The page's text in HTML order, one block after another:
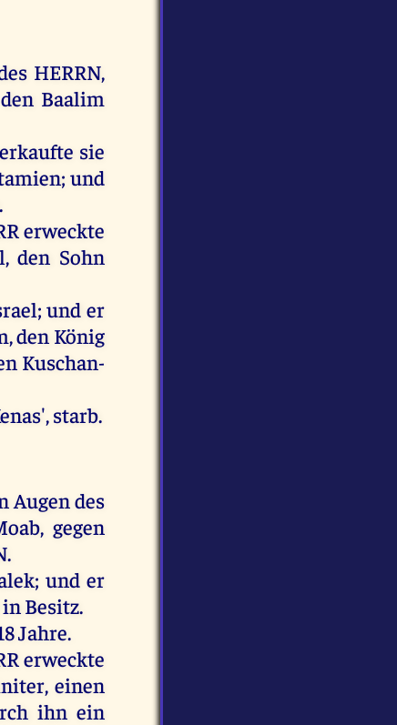
HERRN,
den Baalim
sie
; und
.
erweckte
,den Sohn
;und er
den König
Kuschan-
starb.
Augen des
, gegen
.
; und er
in Besitz.
Jahre.
erweckte
, einen
ihn ein